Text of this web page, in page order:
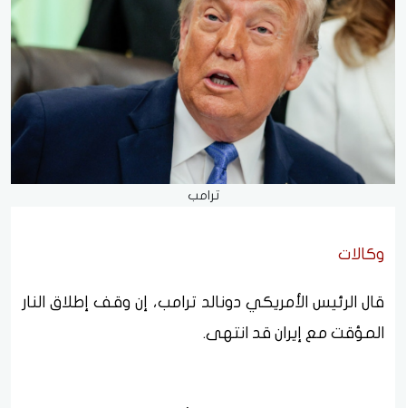
ترامب
وكالات
قال الرئيس الأمريكي دونالد ترامب، إن وقف إطلاق النار
المؤقت مع إيران قد انتهى.